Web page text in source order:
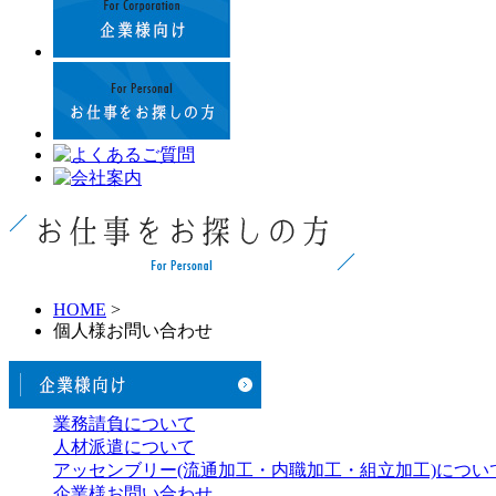
HOME >
個人様お問い合わせ
業務請負について
人材派遣について
アッセンブリー(流通加工・内職加工・組立加工)につい